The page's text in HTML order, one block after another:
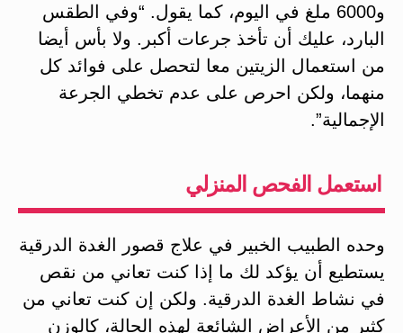
و6000 ملغ في اليوم، كما يقول. “وفي الطقس
البارد، عليك أن تأخذ جرعات أكبر. ولا بأس أيضا
من استعمال الزيتين معا لتحصل على فوائد كل
منهما، ولكن احرص على عدم تخطي الجرعة
الإجمالية”.
استعمل الفحص المنزلي
وحده الطبيب الخبير في علاج قصور الغدة الدرقية
يستطيع أن يؤكد لك ما إذا كنت تعاني من نقص
في نشاط الغدة الدرقية. ولكن إن كنت تعاني من
كثير من الأعراض الشائعة لهذه الحالة، كالوزن